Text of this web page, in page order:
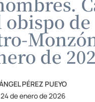
obispo de
de
PÉREZ PUEYO
24 de enero de 2026